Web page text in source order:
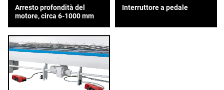
Arresto profondità del
motore, circa 6-1000 mm
Interruttore a pedale